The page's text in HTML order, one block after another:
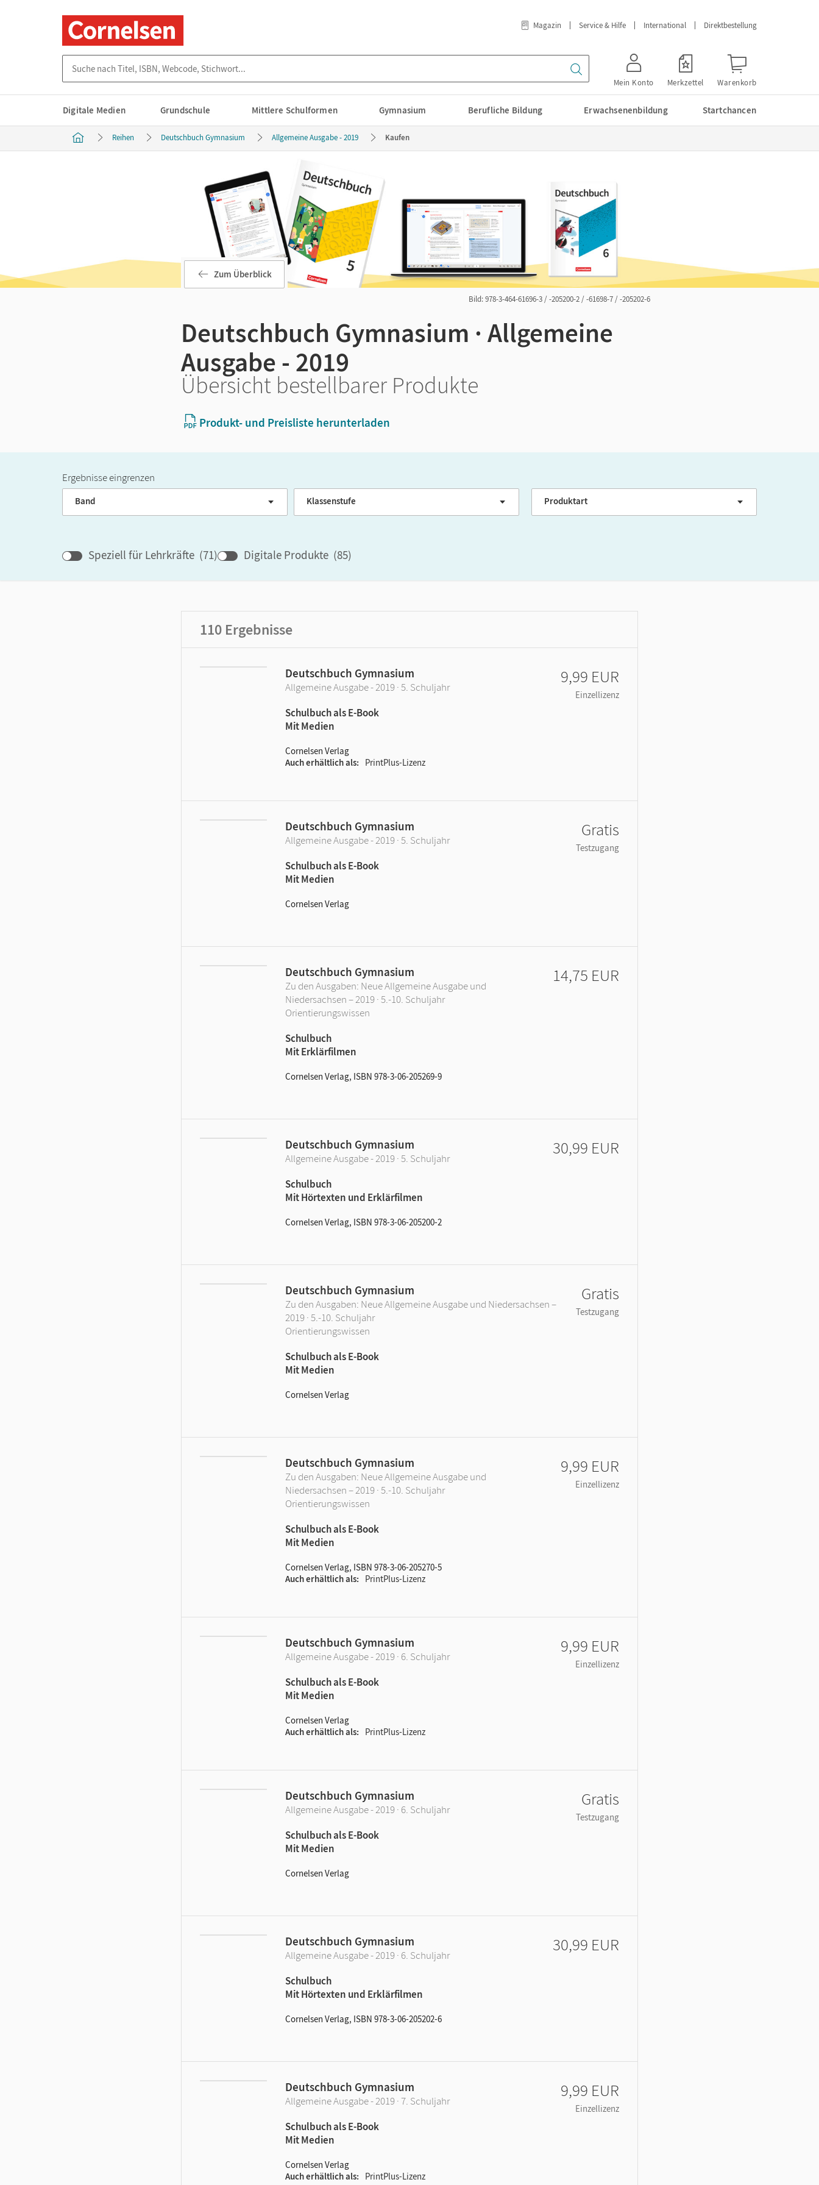
Magazin Service & Hilfe International Direktbestellung
Mein Konto Merkzettel Warenkorb
Digitale Medien Grundschule Mittlere Schulformen Gymnasium Berufliche Bildung Erwachsenenbildung Startchancen
Reihen Deutschbuch Gymnasium Allgemeine Ausgabe - 2019 Kaufen
Bild: 978-3-464-61696-3 / -205200-2 / -61698-7 / -205202-6
Zum Überblick
Deutschbuch Gymnasium · Allgemeine
Ausgabe - 2019
Übersicht bestellbarer Produkte
Produkt- und Preisliste herunterladen
Ergebnisse eingrenzen
Band Klassenstufe GER-Niveau
Produktart
Speziell für Lehrkräfte (71) Digitale Produkte (85)
110 Ergebnisse
Deutschbuch Gymnasium
Allgemeine Ausgabe - 2019 · 5. Schuljahr
Schulbuch als E-Book
Mit Medien
Cornelsen Verlag
Auch erhältlich als
PrintPlus-Lizenz
9,99 EUR
Einzellizenz
Deutschbuch Gymnasium
Allgemeine Ausgabe - 2019 · 5. Schuljahr
Schulbuch als E-Book
Mit Medien
Cornelsen Verlag
Gratis
Testzugang
Deutschbuch Gymnasium
Zu den Ausgaben: Neue Allgemeine Ausgabe und
Niedersachsen – 2019 · 5.-10. Schuljahr
Orientierungswissen
Schulbuch
Mit Erklärfilmen
Cornelsen Verlag, ISBN 978-3-06-205269-9
14,75 EUR
Deutschbuch Gymnasium
Allgemeine Ausgabe - 2019 · 5. Schuljahr
Schulbuch
Mit Hörtexten und Erklärfilmen
Cornelsen Verlag, ISBN 978-3-06-205200-2
30,99 EUR
Deutschbuch Gymnasium
Zu den Ausgaben: Neue Allgemeine Ausgabe und Niedersachsen –
2019 · 5.-10. Schuljahr
Orientierungswissen
Schulbuch als E-Book
Mit Medien
Cornelsen Verlag
Gratis
Testzugang
Deutschbuch Gymnasium
Zu den Ausgaben: Neue Allgemeine Ausgabe und
Niedersachsen – 2019 · 5.-10. Schuljahr
Orientierungswissen
Schulbuch als E-Book
Mit Medien
Cornelsen Verlag, ISBN 978-3-06-205270-5
Auch erhältlich als
PrintPlus-Lizenz
9,99 EUR
Einzellizenz
Deutschbuch Gymnasium
Allgemeine Ausgabe - 2019 · 6. Schuljahr
Schulbuch als E-Book
Mit Medien
Cornelsen Verlag
Auch erhältlich als
PrintPlus-Lizenz
9,99 EUR
Einzellizenz
Deutschbuch Gymnasium
Allgemeine Ausgabe - 2019 · 6. Schuljahr
Schulbuch als E-Book
Mit Medien
Cornelsen Verlag
Gratis
Testzugang
Deutschbuch Gymnasium
Allgemeine Ausgabe - 2019 · 6. Schuljahr
Schulbuch
Mit Hörtexten und Erklärfilmen
Cornelsen Verlag, ISBN 978-3-06-205202-6
30,99 EUR
Deutschbuch Gymnasium
Allgemeine Ausgabe - 2019 · 7. Schuljahr
Schulbuch als E-Book
Mit Medien
Cornelsen Verlag
Auch erhältlich als
PrintPlus-Lizenz
9,99 EUR
Einzellizenz